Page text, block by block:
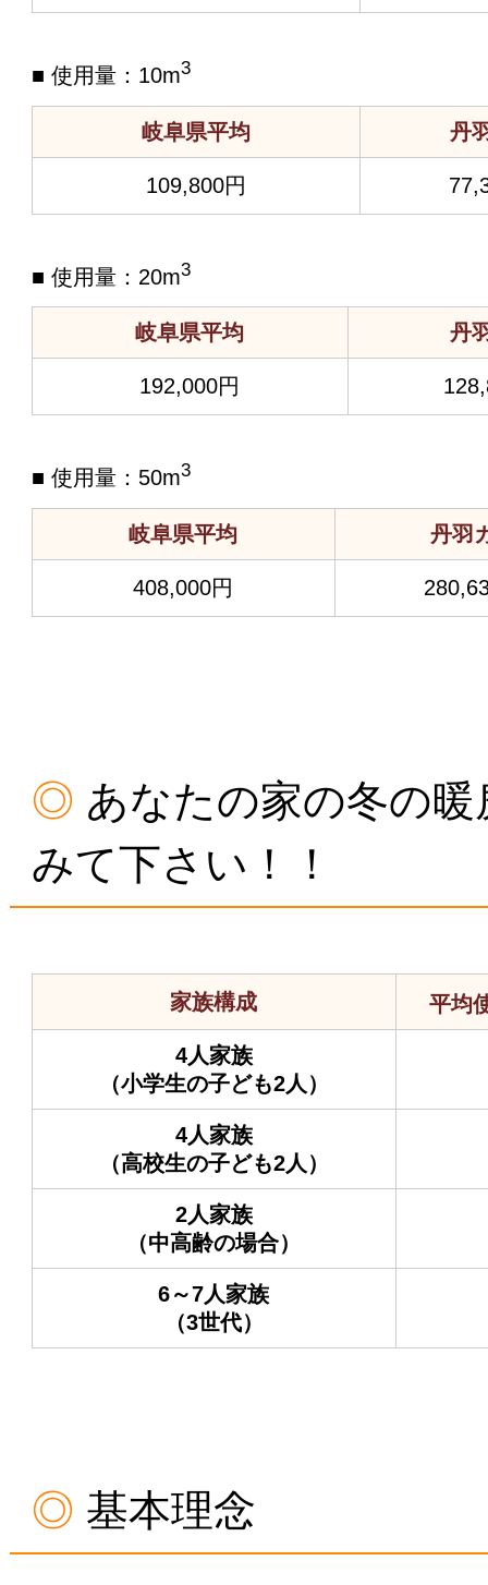
■ 使用量：10m3
岐阜県平均 丹
109,800円
■ 使用量：20m3
岐阜県平均 丹
192,000円
■ 使用量：50m3
岐阜県平均 丹羽
408,000円
あなたの家の冬の
みて下さい！！
家族構成 平均
4人家族
（小学生の子ども2人）
4人家族
（高校生の子ども2人）
2人家族
（中高齢の場合）
6～7人家族
（3世代）
基本理念